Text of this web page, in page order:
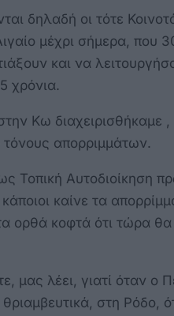
δηλαδή οι τότε
μέχρι σήμερα, που
και να
χρόνια.
Κω διαχειρισθήκαμε
τόνους απορριμμάτων.
Τοπική Αυτοδιοίκηση
καίνε τα
ορθά κοφτά ότι τώρα θα
μας λέει, γιατί όταν ο
στη Ρόδο,